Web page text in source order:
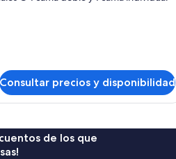
Consultar precios y disponibilidad
de los que